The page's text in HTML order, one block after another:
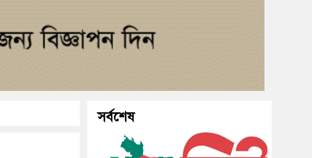
সর্বশেষ